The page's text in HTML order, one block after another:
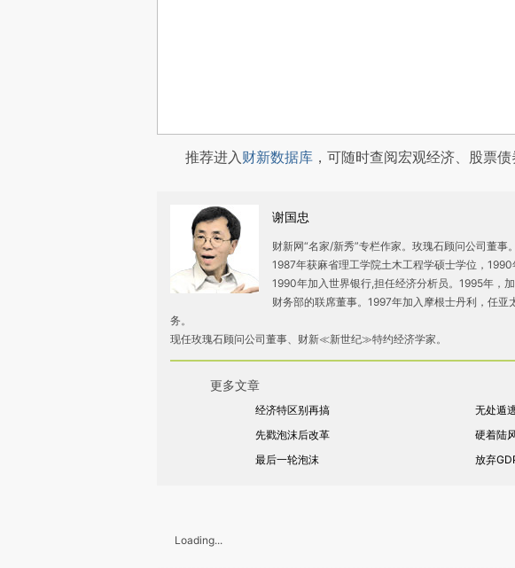
推荐进入财新数据库 ，可随时查阅宏观经济、股票
谢国忠
财新网“名家/新秀”专栏作家。玫瑰石顾问公司董事。
1987年获麻省理工学院土木工程学硕士学位，1990
1990年加入世界银行,担任经济分析员。1995年，
财务部的联席董事。1997年加入摩根士丹利，任
务。
现任玫瑰石顾问公司董事、财新≪新世纪≫特约经济学家。
更多文章
经济特区别再搞
无处遁
先戳泡沫后改革
硬着陆
最后一轮泡沫
放弃
Loading...